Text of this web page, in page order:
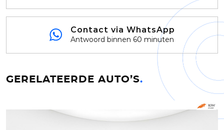
Contact via WhatsApp
Antwoord binnen 60 minuten
GERELATEERDE AUTO’S.